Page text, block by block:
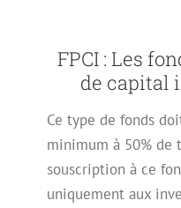
FPCI : Les
de capital
Ce type de fonds
minimum à 50% de
souscription à ce
uniquement aux